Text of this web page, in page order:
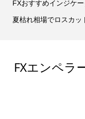
FXおすすめインジケ
夏枯れ相場でロスカッ
FXエンペラ